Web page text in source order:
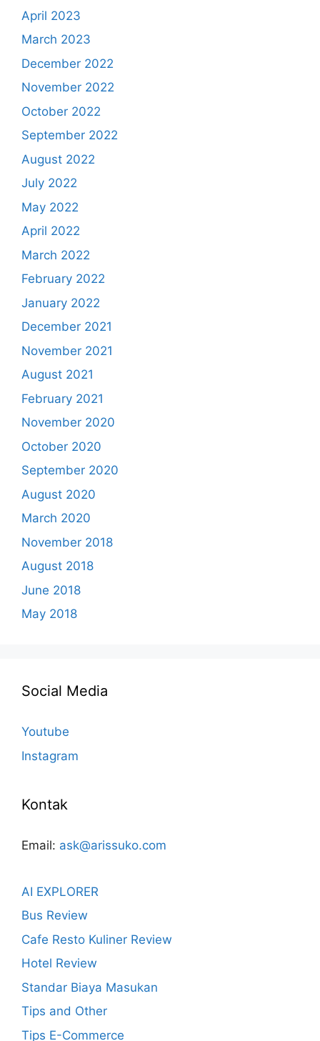
April 2023
March 2023
December 2022
November 2022
October 2022
September 2022
August 2022
July 2022
May 2022
April 2022
March 2022
February 2022
January 2022
December 2021
November 2021
August 2021
February 2021
November 2020
October 2020
September 2020
August 2020
March 2020
November 2018
August 2018
June 2018
May 2018
Social Media
Youtube
Instagram
Kontak
Email: ask@arissuko.com
AI EXPLORER
Bus Review
Cafe Resto Kuliner Review
Hotel Review
Standar Biaya Masukan
Tips and Other
Tips E-Commerce